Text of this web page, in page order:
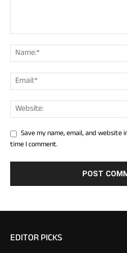
Save my name, email, and
time I comment.
EDITOR PICKS